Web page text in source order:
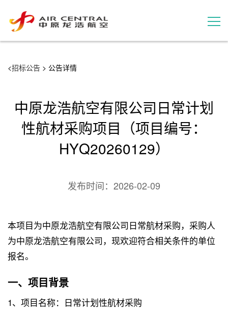
用户案例
<招标公告 > 公告详情
中原龙浩航空有限公司日常计划
性航材采购项目（项目编号：
HYQ20260129）
发布时间： 2026-02-09
本项目为中原龙浩航空有限公司日常航材采购，采购人
为中原龙浩航空有限公司，现欢迎符合相关条件的单位
报名。
一、项目背景
1、项目名称：日常计划性航材采购